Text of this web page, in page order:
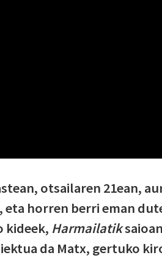
otsailaren 21ean,
eta horren berri eman
kideek, Harmailatik
da Matx, gertuko